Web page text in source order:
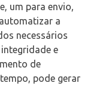
um para envio,
a
necessários
e
de
pode gerar